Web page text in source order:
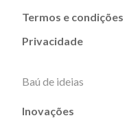
Termos e condições
Privacidade
Baú de ideias
Inovações